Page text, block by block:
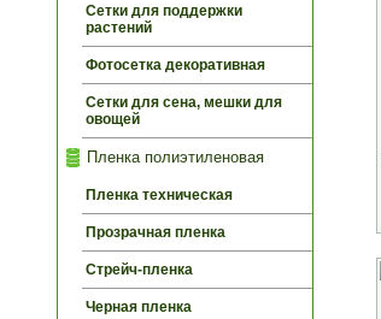
Сетки для поддержки
растений
Фотосетка декоративная
Сетки для сена, мешки для
овощей
Пленка полиэтиленовая
Пленка техническая
Прозрачная пленка
Стрейч-пленка
Черная пленка